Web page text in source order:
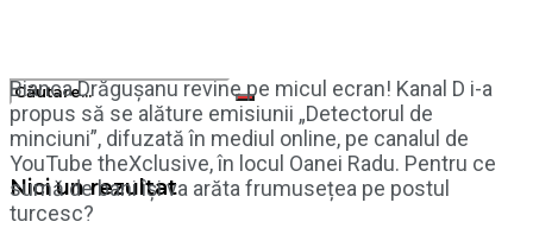
Nici un rezultat
Bianca Drăgușanu revine pe micul ecran! Kanal D i-a
propus să se alăture emisiunii „Detectorul de
minciuni”, difuzată în mediul online, pe canalul de
YouTube theXclusive, în locul Oanei Radu. Pentru ce
sumă de bani își va arăta frumusețea pe postul
turcesc?